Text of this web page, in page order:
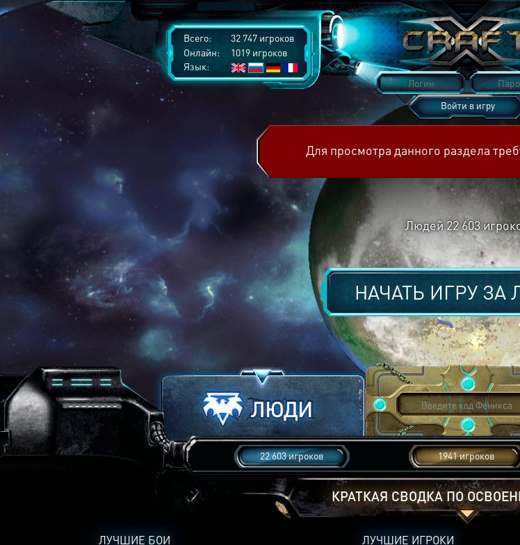
Всего:
32 747 игроков
Онлайн:
1019 игроков
Язык:
Войти в игру
Для просмотра данного раздела
Людей 22 603
НАЧАТЬ ИГРУ ЗА
22 603 игроков 1941 игроков
КРАТКАЯ СВОДКА ПО
ЛУЧШИЕ БОИ ЛУЧШИЕ ИГРОКИ